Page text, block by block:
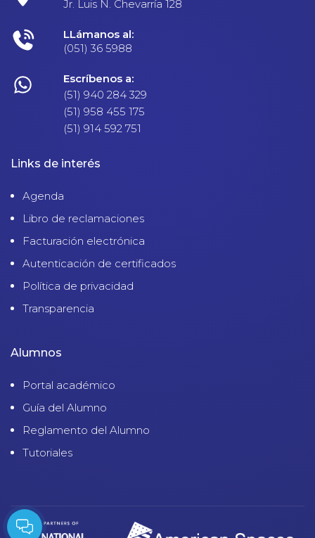
Jr. Luis N. Chevarría 128
LLámanos al:
(051) 36 5988
Escríbenos a:
(51) 940 284 329
(51) 958 455 175
(51) 914 592 751
Links de interés
Agenda
Libro de reclamaciones
Facturación electrónica
Autenticación de certificados
Política de privacidad
Transparencia
Alumnos
Portal académico
Guía del Alumno
Reglamento del Alumno
Tutoriales